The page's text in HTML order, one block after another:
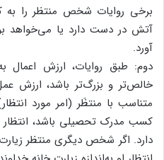
برخی روایات شخص منتظر را به
آتش در دست دارد یا می‌خواهد
آورد.
دوم: طبق روایات، ارزش
خالص‌تر و بزرگ‌تر باشد، ارزش
متناسب با منتظَر (امر مورد
کسب مدرک تحصیلی باشد، انتظار
دارد. اگر شخص دیگری منتظر